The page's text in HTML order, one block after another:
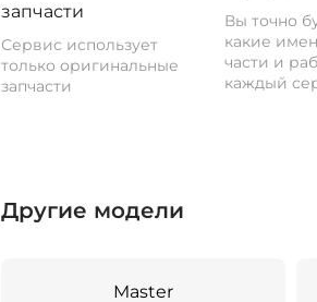
запчасти
Сервис использует
только оригинальные
запчасти
Вы точно
какие
части и
каждый
Другие модели
Master